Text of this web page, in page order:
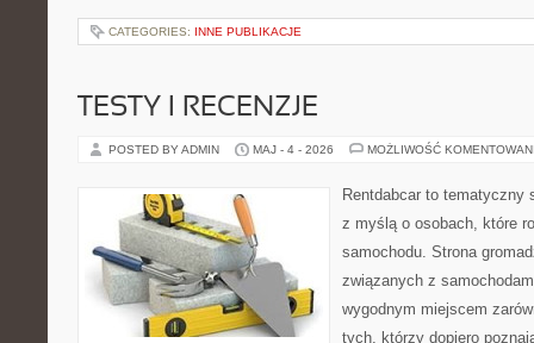
CATEGORIES: INNE PUBLIKACJE
TESTY I RECENZJE
POSTED BY ADMIN MAJ - 4 - 2026 MOŻLIWOŚĆ
Rentdabcar to tematyczny
z myślą o osobach, które
samochodu. Strona
związanych z
wygodnym miejscem
tych, którzy dopiero